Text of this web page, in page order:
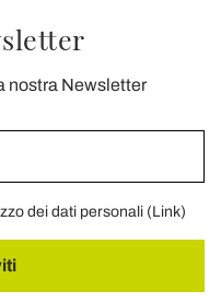
nostra Newsletter
dei dati personali (Link)